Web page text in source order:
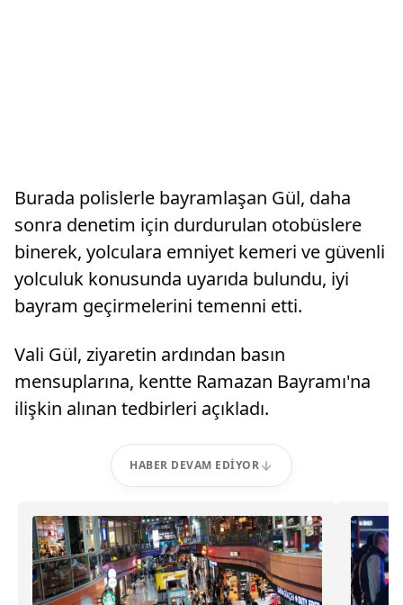
Burada polislerle bayramlaşan Gül, daha
sonra denetim için durdurulan otobüslere
binerek, yolculara emniyet kemeri ve güvenli
yolculuk konusunda uyarıda bulundu, iyi
bayram geçirmelerini temenni etti.
Vali Gül, ziyaretin ardından basın
mensuplarına, kentte Ramazan Bayramı'na
ilişkin alınan tedbirleri açıkladı.
HABER DEVAM EDIYOR